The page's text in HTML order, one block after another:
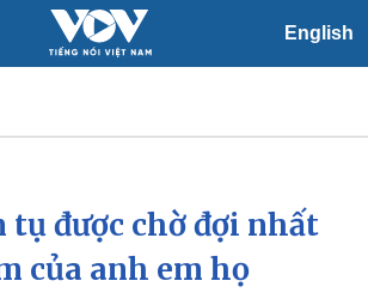
English
Xã hội
Tin 24h
Dự báo thời tiết
tụ được chờ đợi nhất
của anh em họ